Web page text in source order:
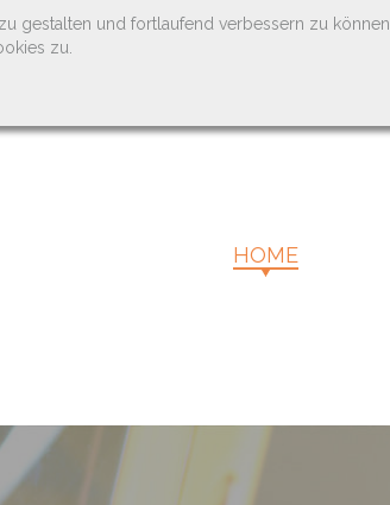
gestalten und fortlaufend verbessern zu
zu.
HOME